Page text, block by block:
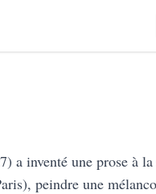
a inventé une prose à
peindre une